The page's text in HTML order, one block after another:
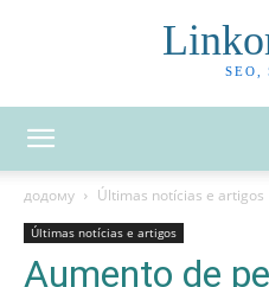
SEO,
додому Últimas notícias e artigos
Últimas notícias e artigos
Aumento de